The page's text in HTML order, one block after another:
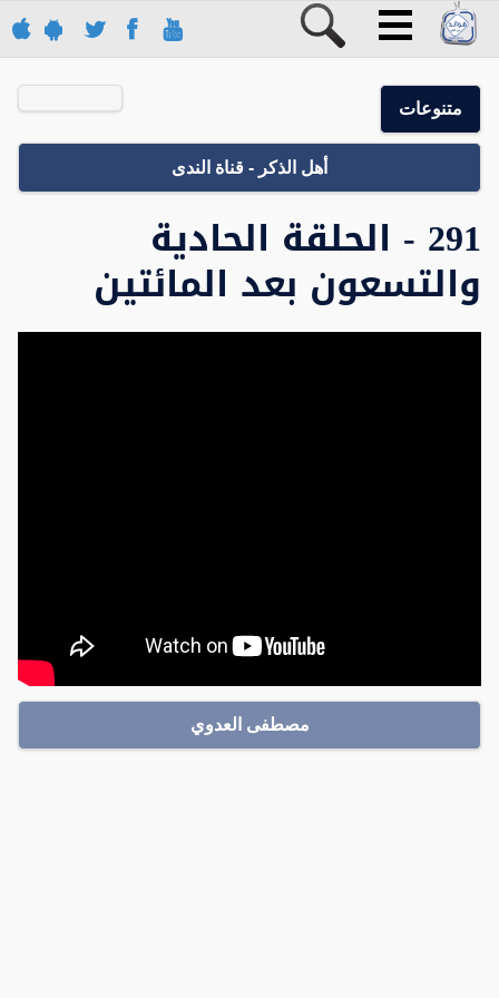
متنوعات
أهل الذكر - قناة الندى
291 - الحلقة الحادية
والتسعون بعد المائتين
مصطفى العدوي